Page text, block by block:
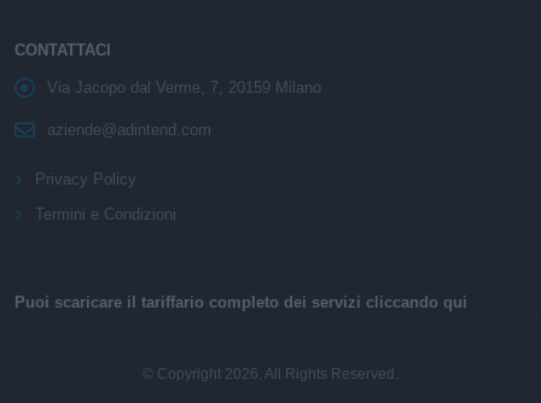
CONTATTACI
Via Jacopo dal Verme, 7, 20159 Milano
aziende@adintend.com
Privacy Policy
Termini e Condizioni
Puoi scaricare il tariffario completo dei servizi cliccando qui
© Copyright 2026. All Rights Reserved.